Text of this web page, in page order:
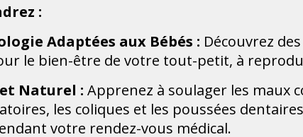
:
Adaptées aux Bébés : Découvrez
le bien-être de votre tout-petit, à
Naturel : Apprenez à soulager les maux
les coliques et les poussées
votre rendez-vous médical.